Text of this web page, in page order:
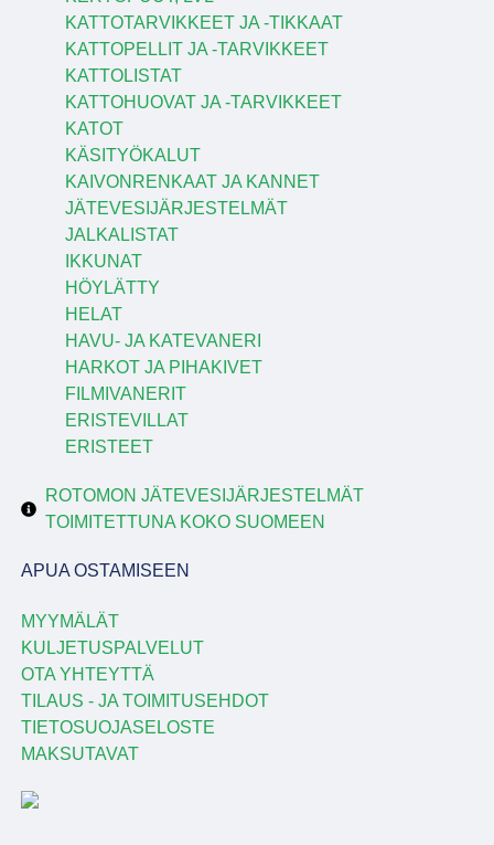
KATTOTARVIKKEET JA -TIKKAAT
KATTOPELLIT JA -TARVIKKEET
KATTOLISTAT
KATTOHUOVAT JA -TARVIKKEET
KATOT
KÄSITYÖKALUT
KAIVONRENKAAT JA KANNET
JÄTEVESIJÄRJESTELMÄT
JALKALISTAT
IKKUNAT
HÖYLÄTTY
HELAT
HAVU- JA KATEVANERI
HARKOT JA PIHAKIVET
FILMIVANERIT
ERISTEVILLAT
ERISTEET
ROTOMON JÄTEVESIJÄRJESTELMÄT
TOIMITETTUNA KOKO SUOMEEN
APUA OSTAMISEEN
MYYMÄLÄT
KULJETUSPALVELUT
OTA YHTEYTTÄ
TILAUS - JA TOIMITUSEHDOT
TIETOSUOJASELOSTE
MAKSUTAVAT